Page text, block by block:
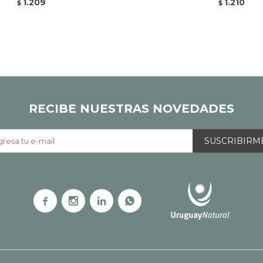
$ 1.209 $ 1.210
RECIBE NUESTRAS NOVEDADES
   